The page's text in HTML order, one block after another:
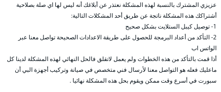
عزيزي المشترك بالنسبة لهذه المشكلة نعتذر عن أبلاغك أنه ليس لها اي صلة بصلاحية
أشتراكك هذه المشكلة ناتجة عن طريق أحد المشكلات التالية:
1- توصيل كيبل الستلايت بشكل صحيح
2- التأكد من أعداد البرمجة للحصول على طريقة الاعدادات الصحيحة تواصل معنا عبر
الواتس اب
أذا قمت بالتأكد من هذه الخطوات ولم يعمل لاتقلق فالحل النهائي لهذه المشكلة لدينا كل
ماعليك فعله هو التواصل معنا لأرسال فني متخصص في صيانة وتركيب أجهزة البي أن
سبورت في أسرع وقت ممكن ويقوم بحل هذه المشكلة نهائيا .